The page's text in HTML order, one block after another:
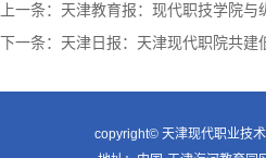
上一条： 天津教育报：现代职技学院
下一条： 天津日报：天津现代职院共建
copyright© 天津现代职业技